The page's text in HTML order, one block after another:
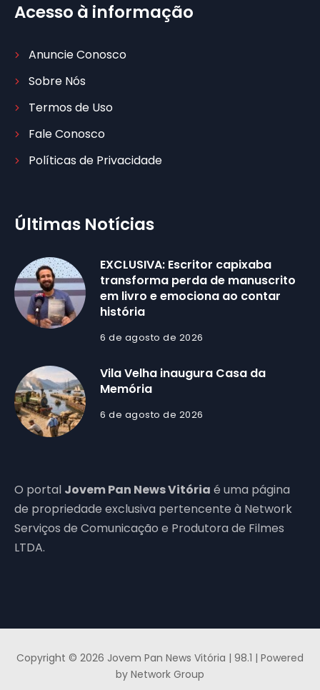
Acesso à informação
Anuncie Conosco
Sobre Nós
Termos de Uso
Fale Conosco
Políticas de Privacidade
Últimas Notícias
EXCLUSIVA: Escritor capixaba
transforma perda de manuscrito
em livro e emociona ao contar
história
6 de agosto de 2026
Vila Velha inaugura Casa da
Memória
6 de agosto de 2026
O portal Jovem Pan News Vitória é uma página
de propriedade exclusiva pertencente à Network
Serviços de Comunicação e Produtora de Filmes
LTDA.
Copyright © 2026 Jovem Pan News Vitória | 98.1 | Powered
by Network Group